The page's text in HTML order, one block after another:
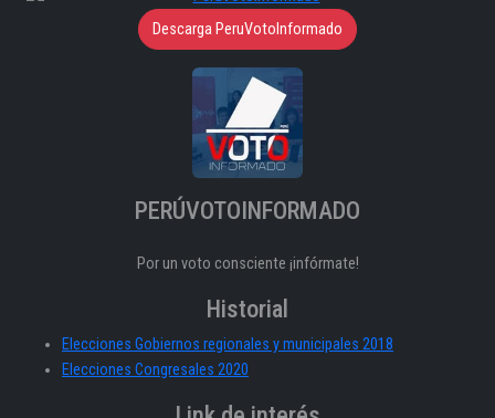
Descarga PeruVotoInformado
PERÚVOTOINFORMADO
Por un voto consciente ¡infórmate!
Historial
Elecciones Gobiernos regionales y municipales 2018
Elecciones Congresales 2020